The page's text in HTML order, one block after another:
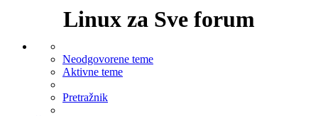
Linux za Sve forum
Neodgovorene teme
Aktivne teme
Pretražnik